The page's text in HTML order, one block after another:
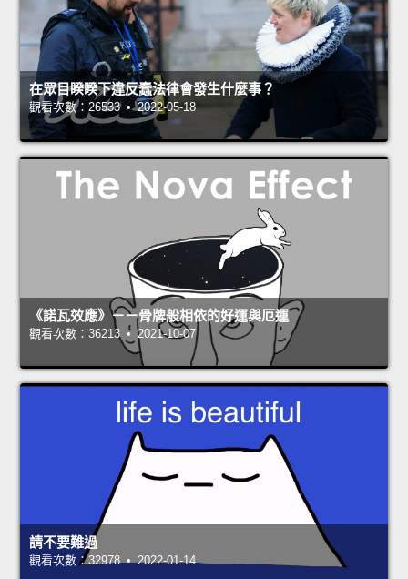
在眾目睽睽下違反蠢法律會發生什麼事？
觀看次數：26533 • 2022-05-18
《諾瓦效應》－－骨牌般相依的好運與厄運
觀看次數：36213 • 2021-10-07
請不要難過
觀看次數：32978 • 2022-01-14